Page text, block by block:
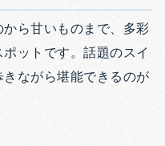
ら甘いものまで、多彩
ットです。話題のスイ
ながら堪能できるのが